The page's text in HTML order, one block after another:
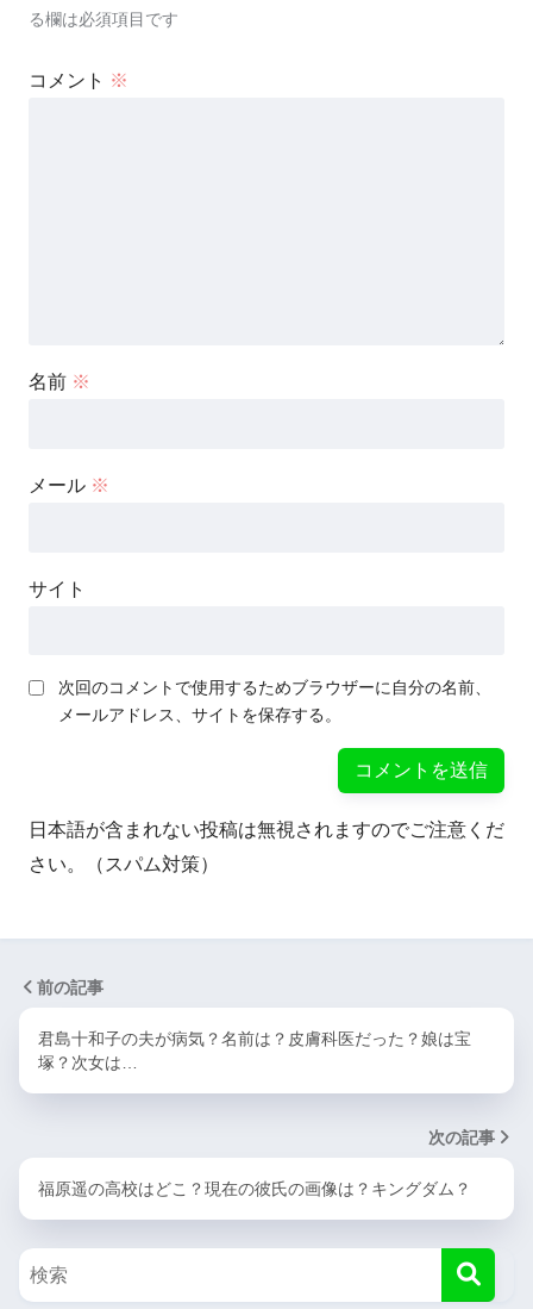
る欄は必須項目です
コメント ※
名前 ※
メール ※
サイト
次回のコメントで使用するためブラウザーに自分の名前、
メールアドレス、サイトを保存する。
日本語が含まれない投稿は無視されますのでご注意くだ
さい。（スパム対策）
前の記事
君島十和子の夫が病気？名前は？皮膚科医だった？娘は宝
塚？次女は…
次の記事
福原遥の高校はどこ？現在の彼氏の画像は？キングダム？